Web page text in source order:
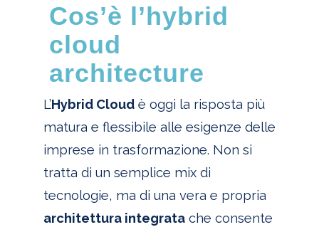
Cos’è l’hybrid
cloud
architecture
L’Hybrid Cloudè oggi la risposta più
matura e flessibile alle esigenze delle
imprese in trasformazione. Non si
tratta di un semplice mix di
tecnologie, ma di una vera e propria
architettura integratache consente